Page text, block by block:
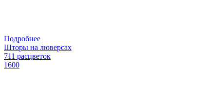
Подробнее
Шторы на люверсах
711 расцветок
1600